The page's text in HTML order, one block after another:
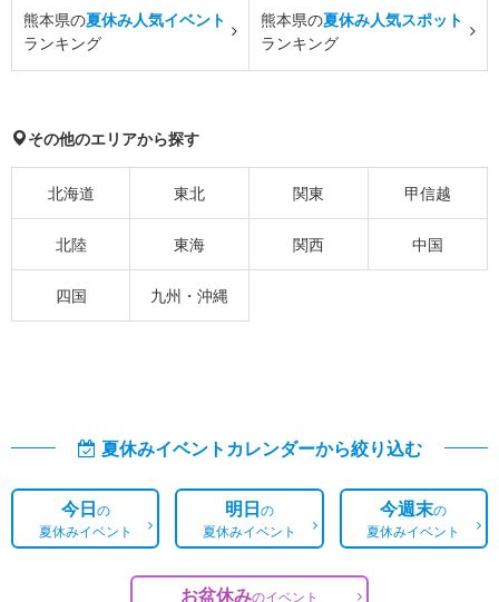
熊本県の夏休み人気イベント
ランキング
熊本県の夏休み人気スポット
ランキング
その他のエリアから探す
北海道 東北 関東 甲信越
北陸 東海 関西 中国
四国 九州・沖縄
夏休みイベントカレンダーから絞り込む
今日の
夏休みイベント
明日の
夏休みイベント
今週末の
夏休みイベント
お盆休みのイベント